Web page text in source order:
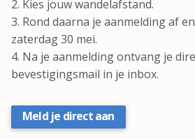
2. Kies jouw wandelafstand.
3. Rond daarna je aanmelding af
zaterdag 30 mei.
4. Na je aanmelding ontvang je
bevestigingsmail in je inbox.
Meld je direct aan